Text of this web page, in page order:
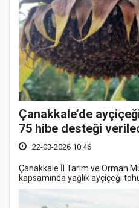
Çanakkale’de
75 hibe desteği
22-03-2026 10:46
Çanakkale İl Tarım ve Orman
kapsamında yağlık ayçiçeği